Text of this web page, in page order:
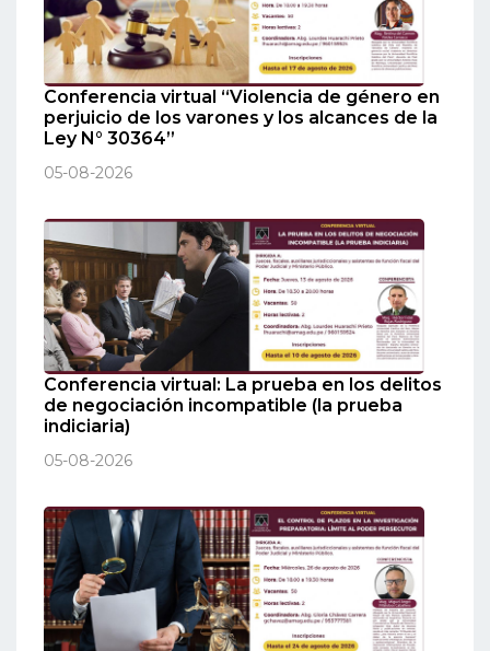
Conferencia virtual “Violencia de género en
perjuicio de los varones y los alcances de la
Ley N° 30364”
05-08-2026
Conferencia virtual: La prueba en los delitos
de negociación incompatible (la prueba
indiciaria)
05-08-2026